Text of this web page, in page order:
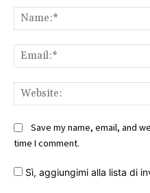
Save my name, email, and
time I comment.
Sì, aggiungimi alla lista di